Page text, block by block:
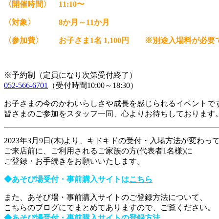
〈開催時間〉 11:10〜
〈対象〉 8か月～11か月
〈参加費〉 お子さま1名 1,100円 ※別途入場料が必要で
※予約制（定員になり次第受付終了）
052-566-6701 （受付時間10:00～18:30）
お子さまの今のかわいらしさや成長を感じられるイベントで
皆さまのご参加をスタッフ一同、心よりお待ちしております。
2023年3月9日(木)より、キドキドの受付・入場方法が変わっ
ご来店前に、ご利用されるご家族の方(代表者1名様)に
ご登録・お手続きをお願いいたします。
◆あそび場受付・事前購入サイトはこちら
また、あそび場・事前購入サイトのご登録方法について、
こちらのブログにてまとめてありますので、ご覧ください。